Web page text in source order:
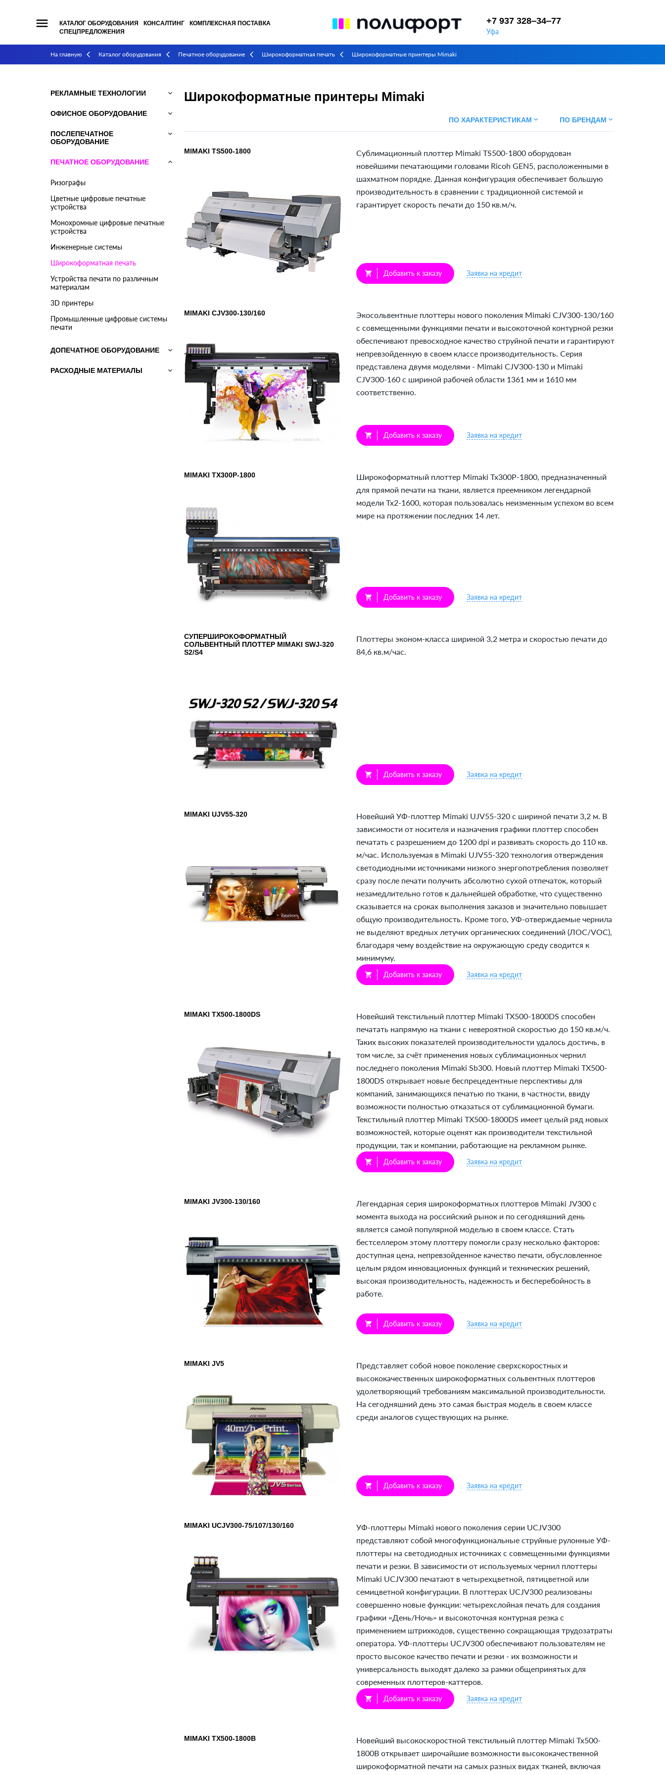
menu КАТАЛОГ ОБОРУДОВАНИЯ КОНСАЛТИНГ
КОМПЛЕКСНАЯ ПОСТАВКА
СПЕЦПРЕДЛОЖЕНИЯ
+7 937 328‒34‒77
Уфа
На главную arrow_back_ios Каталог оборудования arrow_back_ios Печатное оборудование arrow_back_ios Широкоформатная печать arrow_back_ios Широкоформатные принтеры Mimaki
РЕКЛАМНЫЕ ТЕХНОЛОГИИ keyboard_arrow_down
ОФИСНОЕ ОБОРУДОВАНИЕ keyboard_arrow_down
ПОСЛЕПЕЧАТНОЕ
ОБОРУДОВАНИЕ
keyboard_arrow_down
ПЕЧАТНОЕ ОБОРУДОВАНИЕ keyboard_arrow_down
Ризографы
Цветные цифровые печатные
устройства
Монохромные цифровые печатные
устройства
Инженерные системы
Широкоформатная печать
Устройства печати по различным
материалам
3D принтеры
Промышленные цифровые системы
печати
ДОПЕЧАТНОЕ ОБОРУДОВАНИЕ keyboard_arrow_down
РАСХОДНЫЕ МАТЕРИАЛЫ keyboard_arrow_down
Широкоформатные принтеры Mimaki
ПО ХАРАКТЕРИСТИКАМ keyboard_arrow_down ПО БРЕНДАМ keyboard_arrow_down
MIMAKI TS500-1800
Сублимационный плоттер Mimaki TS500-1800 оборудован
новейшими печатающими головами Ricoh GEN5, расположенными в
шахматном порядке. Данная конфигурация обеспечивает большую
производительность в сравнении с традиционной системой и
гарантирует скорость печати до 150 кв.м/ч.
shopping_cart Добавить к заказу Заявка на кредит
MIMAKI СJV300-130/160
Экосольвентные плоттеры нового поколения Mimaki СJV300-130/160
с совмещенными функциями печати и высокоточной контурной резки
обеспечивают превосходное качество струйной печати и гарантируют
непревзойденную в своем классе производительность. Серия
представлена двумя моделями - Mimaki СJV300-130 и Mimaki
СJV300-160 с шириной рабочей области 1361 мм и 1610 мм
соответственно.
shopping_cart Добавить к заказу Заявка на кредит
MIMAKI TX300P-1800
Широкоформатный плоттер Mimaki Tx300P-1800, предназначенный
для прямой печати на ткани, является преемником легендарной
модели Tx2-1600, которая пользовалась неизменным успехом во всем
мире на протяжении последних 14 лет.
shopping_cart Добавить к заказу Заявка на кредит
СУПЕРШИРОКОФОРМАТНЫЙ
СОЛЬВЕНТНЫЙ ПЛОТТЕР MIMAKI SWJ-320
S2/S4
Плоттеры эконом-класса шириной 3,2 метра и скоростью печати до
84,6 кв.м/час.
shopping_cart Добавить к заказу Заявка на кредит
MIMAKI UJV55-320
Новейший УФ-плоттер Mimaki UJV55-320 с шириной печати 3,2 м. В
зависимости от носителя и назначения графики плоттер способен
печатать с разрешением до 1200 dpi и развивать скорость до 110 кв.
м/час. Используемая в Mimaki UJV55-320 технология отверждения
светодиодными источниками низкого энергопотребления позволяет
сразу после печати получить абсолютно сухой отпечаток, который
незамедлительно готов к дальнейшей обработке, что существенно
сказывается на сроках выполнения заказов и значительно повышает
общую производительность. Кроме того, УФ-отверждаемые чернила
не выделяют вредных летучих органических соединений (ЛОС/VOC),
благодаря чему воздействие на окружающую среду сводится к
минимуму.
shopping_cart Добавить к заказу Заявка на кредит
MIMAKI TX500-1800DS
Новейший текстильный плоттер Mimaki TX500-1800DS способен
печатать напрямую на ткани с невероятной скоростью до 150 кв.м/ч.
Таких высоких показателей производительности удалось достичь, в
том числе, за счёт применения новых сублимационных чернил
последнего поколения Mimaki Sb300. Новый плоттер Mimaki TX500-
1800DS открывает новые беспрецедентные перспективы для
компаний, занимающихся печатью по ткани, в частности, ввиду
возможности полностью отказаться от сублимационной бумаги.
Текстильный плоттер Mimaki TX500-1800DS имеет целый ряд новых
возможностей, которые оценят как производители текстильной
продукции, так и компании, работающие на рекламном рынке.
shopping_cart Добавить к заказу Заявка на кредит
MIMAKI JV300-130/160
Легендарная серия широкоформатных плоттеров Mimaki JV300 с
момента выхода на российский рынок и по сегодняшний день
является самой популярной моделью в своем классе. Стать
бестселлером этому плоттеру помогли сразу несколько факторов:
доступная цена, непревзойденное качество печати, обусловленное
целым рядом инновационных функций и технических решений,
высокая производительность, надежность и бесперебойность в
работе.
shopping_cart Добавить к заказу Заявка на кредит
MIMAKI JV5
Представляет собой новое поколение сверхскоростных и
высококачественных широкоформатных сольвентных плоттеров
удолетворяющий требованиям максимальной производительности.
На сегодняшний день это самая быстрая модель в своем классе
среди аналогов существующих на рынке.
shopping_cart Добавить к заказу Заявка на кредит
MIMAKI UCJV300-75/107/130/160
УФ-плоттеры Mimaki нового поколения серии UCJV300
представляют собой многофункциональные струйные рулонные УФ-
плоттеры на светодиодных источниках с совмещенными функциями
печати и резки. В зависимости от используемых чернил плоттеры
Mimaki UCJV300 печатают в четырехцветной, пятицветной или
семицветной конфигурации. В плоттерах UCJV300 реализованы
совершенно новые функции: четырехслойная печать для создания
графики «День/Ночь» и высокоточная контурная резка с
применением штрихкодов, существенно сокращающая трудозатраты
оператора. УФ-плоттеры UCJV300 обеспечивают пользователям не
просто высокое качество печати и резки - их возможности и
универсальность выходят далеко за рамки общепринятых для
современных плоттеров-каттеров.
shopping_cart Добавить к заказу Заявка на кредит
MIMAKI TX500-1800B
Новейший высокоскоростной текстильный плоттер Mimaki Tx500-
1800B открывает широчайшие возможности высококачественной
широкоформатной печати на самых разных видах тканей, включая